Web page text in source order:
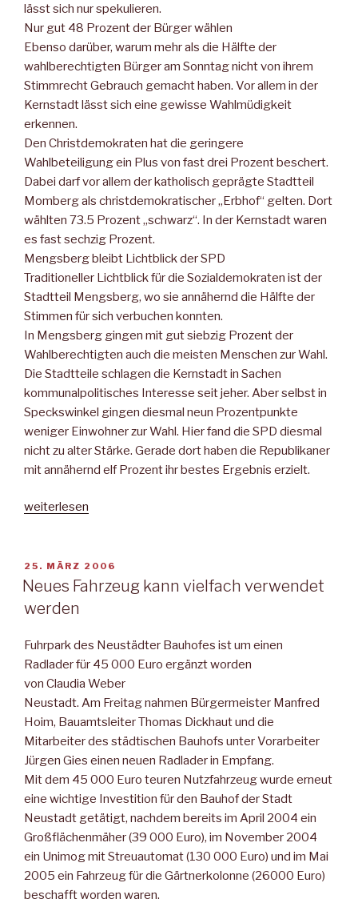
lässt sich nur spekulieren.
Nur gut 48 Prozent der Bürger wählen
Ebenso darüber, warum mehr als die Hälfte der
wahlberechtigten Bürger am Sonntag nicht von ihrem
Stimmrecht Gebrauch gemacht haben. Vor allem in der
Kernstadt lässt sich eine gewisse Wahlmüdigkeit
erkennen.
Den Christdemokraten hat die geringere
Wahlbeteiligung ein Plus von fast drei Prozent beschert.
Dabei darf vor allem der katholisch geprägte Stadtteil
Momberg als christdemokratischer „Erbhof“ gelten. Dort
wählten 73.5 Prozent „schwarz“. In der Kernstadt waren
es fast sechzig Prozent.
Mengsberg bleibt Lichtblick der SPD
Traditioneller Lichtblick für die Sozialdemokraten ist der
Stadtteil Mengsberg, wo sie annähernd die Hälfte der
Stimmen für sich verbuchen konnten.
In Mengsberg gingen mit gut siebzig Prozent der
Wahlberechtigten auch die meisten Menschen zur Wahl.
Die Stadtteile schlagen die Kernstadt in Sachen
kommunalpolitisches Interesse seit jeher. Aber selbst in
Speckswinkel gingen diesmal neun Prozentpunkte
weniger Einwohner zur Wahl. Hier fand die SPD diesmal
nicht zu alter Stärke. Gerade dort haben die Republikaner
mit annähernd elf Prozent ihr bestes Ergebnis erzielt.
„In
das
Parlament
–
weiterlesen
VERÖFFENTLICHT
AM
25. MÄRZ 2006
Neues Fahrzeug kann vielfach verwendet
werden
Fuhrpark des Neustädter Bauhofes ist um einen
Radlader für 45 000 Euro ergänzt worden
von Claudia Weber
Neustadt. Am Freitag nahmen Bürgermeister Manfred
Hoim, Bauamtsleiter Thomas Dickhaut und die
Mitarbeiter des städtischen Bauhofs unter Vorarbeiter
Jürgen Gies einen neuen Radlader in Empfang.
Mit dem 45 000 Euro teuren Nutzfahrzeug wurde erneut
eine wichtige Investition für den Bauhof der Stadt
Neustadt getätigt, nachdem bereits im April 2004 ein
Großflächenmäher (39 000 Euro), im November 2004
ein Unimog mit Streuautomat (130 000 Euro) und im Mai
2005 ein Fahrzeug für die Gärtnerkolonne (26000 Euro)
beschafft worden waren.